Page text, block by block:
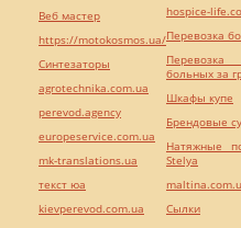
Веб мастер
https://motokosmos.ua/
Синтезаторы
agrotechnika.com.ua
perevod.agency
europeservice.com.ua
mk-translations.ua
текст юа
kievperevod.com.ua
hospice-
Перевозка
больных за
Шкафы купе
Брендовые
Натяжные
Stelya
Cылки